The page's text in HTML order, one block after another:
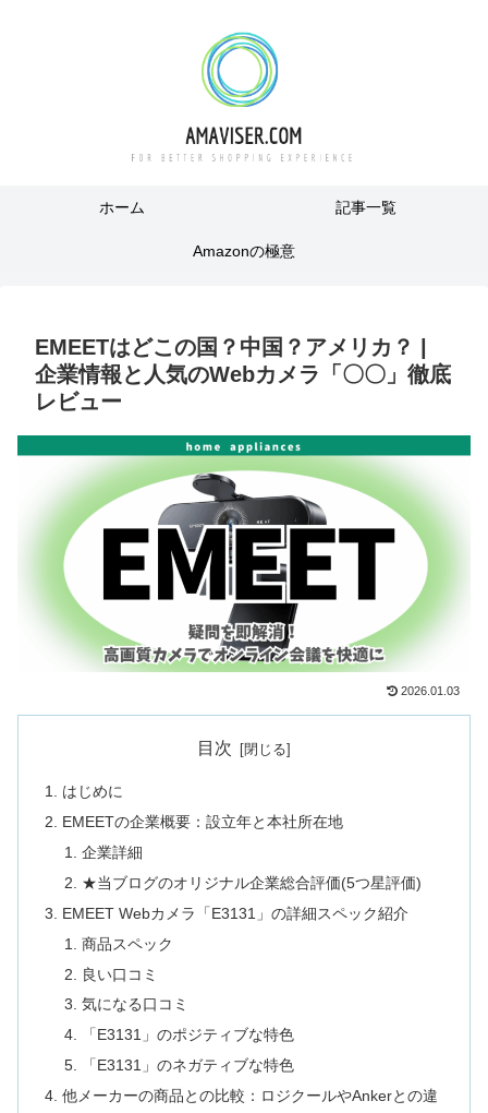
ホーム 記事一覧
Amazonの極意
EMEETはどこの国？中国？アメリカ？ |
企業情報と人気のWebカメラ「〇〇」徹底
レビュー
2026.01.03
目次
はじめに
EMEETの企業概要：設立年と本社所在地
企業詳細
★当ブログのオリジナル企業総合評価(5つ星評価)
EMEET Webカメラ「E3131」の詳細スペック紹介
商品スペック
良い口コミ
気になる口コミ
「E3131」のポジティブな特色
「E3131」のネガティブな特色
他メーカーの商品との比較：ロジクールやAnkerとの違